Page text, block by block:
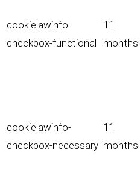
cookielawinfo-
checkbox-functional
11
months
cookielawinfo-
checkbox-necessary
11
months